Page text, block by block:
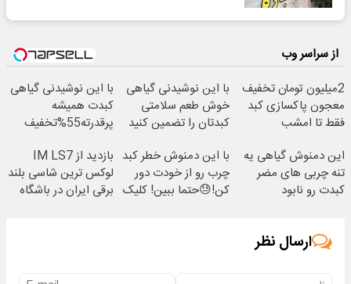
از سراسر وب
2میلیون تومان تخفیف
معجون پاکسازی کبد
فقط تا امشب
با این نوشیدنی گیاهی
خوش طعم سلامتی
کبدتان را تضمین کنید
با این نوشیدنی گیاهی
کبدت همیشه
پرقدرته55%تخفیف
این دمنوش گیاهی یه
تنه چربی های مضر
کبدت رو نابود
با این دمنوش خطر کبد
چرب رو از خودت دور
کن!😓حتما ببین! کلیک
بازدید از IM LS7
لوکس ترین شاسی بلند
برقی ایران در باشگاه
ارسال نظر